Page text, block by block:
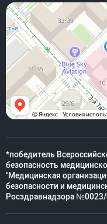
*победитель
безопасность
"Медицинская
безопасности и
Росздравнадзора